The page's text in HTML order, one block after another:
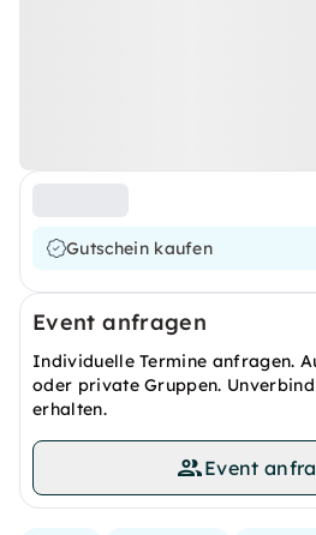
Gutschein kaufen
Event anfragen
Individuelle Termine anfragen.
oder private Gruppen.
erhalten.
Event